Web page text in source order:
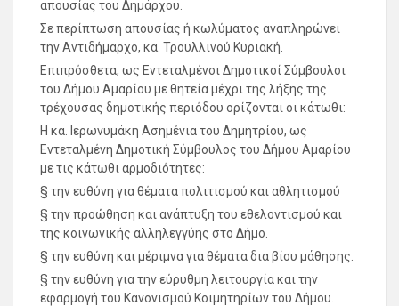
απουσίας του Δημάρχου.
Σε περίπτωση απουσίας ή κωλύματος αναπληρώνει
την Αντιδήμαρχο, κα. Τρουλλινού Κυριακή.
Επιπρόσθετα, ως Εντεταλμένοι Δημοτικοί Σύμβουλοι
του Δήμου Αμαρίου με θητεία μέχρι της λήξης της
τρέχουσας δημοτικής περιόδου ορίζονται οι κάτωθι:
Η κα. Ιερωνυμάκη Ασημένια του Δημητρίου, ως
Εντεταλμένη Δημοτική Σύμβουλος του Δήμου Αμαρίου
με τις κάτωθι αρμοδιότητες:
§ την ευθύνη για θέματα πολιτισμού και αθλητισμού
§ την προώθηση και ανάπτυξη του εθελοντισμού και
της κοινωνικής αλληλεγγύης στο Δήμο.
§ την ευθύνη και μέριμνα για θέματα δια βίου μάθησης.
§ την ευθύνη για την εύρυθμη λειτουργία και την
εφαρμογή του Κανονισμού Κοιμητηρίων του Δήμου.